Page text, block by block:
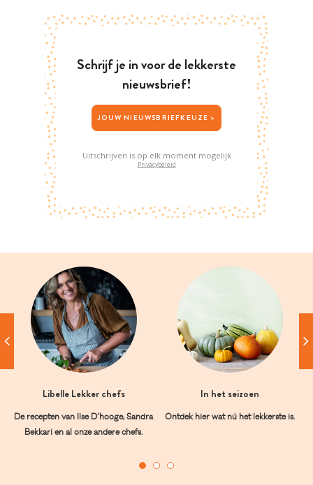
Schrijf je in voor de lekkerste
nieuwsbrief!
JOUW NIEUWSBRIEFKEUZE >
Uitschrijven is op elk moment mogelijk
Privacybeleid
Libelle Lekker chefs
De recepten van Ilse D’hooge, Sandra
Bekkari en al onze andere chefs.
In het seizoen
Ontdek hier wat nú het lekkerste is.